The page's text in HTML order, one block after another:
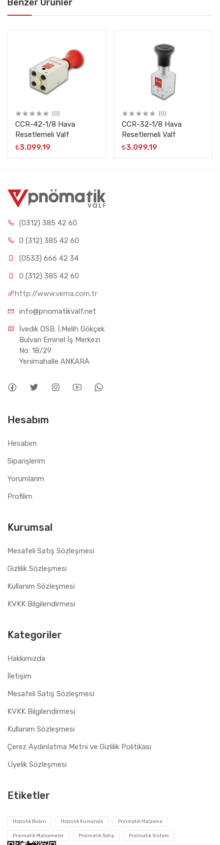
Benzer Ürünler
(0)
CCR-42-1/8 Hava
Resetlemeli Valf
₺3.099,19
(0)
CCR-32-1/8 Hava
Resetlemeli Valf
₺3.099,19
(0312) 385 42 60
0 (312) 385 42 60
(0533) 666 42 34
0 (312) 385 42 60
http://www.vema.com.tr
info@pnomatikvalf.net
İvedik OSB. İ.Melih Gökçek
Bulvarı Eminel İş Merkezi
No: 18/29
Yenimahalle ANKARA
Hesabım
Hesabım
Siparişlerim
Yorumlarım
Profilim
Kurumsal
Mesafeli Satış Sözleşmesi
Gizlilik Sözleşmesi
Kullanım Sözleşmesi
KVKK Bilgilendirmesi
Kategoriler
Hakkımızda
İletişim
Mesafeli Satış Sözleşmesi
KVKK Bilgilendirmesi
Kullanım Sözleşmesi
Çerez Aydınlatma Metni ve Gizlilik Politikası
Üyelik Sözleşmesi
Etiketler
Hidrolik Bobin Hidrolik Kumanda Pnömatik Malzeme
Pnömatik Malzemeler Pnömatik Satış Pnömatik Sistem